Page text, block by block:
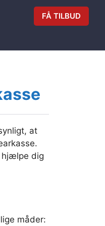
FÅ TILBUD
at
hjælpe dig
måder: